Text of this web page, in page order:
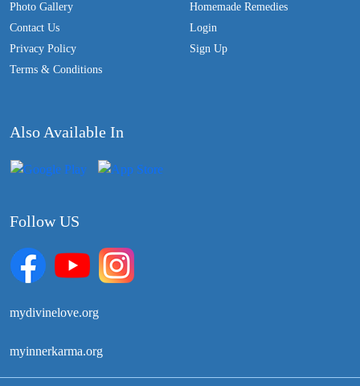
Photo Gallery
Contact Us
Privacy Policy
Terms & Conditions
Homemade Remedies
Login
Sign Up
Also Available In
Follow US
mydivinelove.org
myinnerkarma.org